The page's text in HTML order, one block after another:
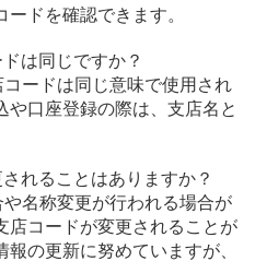
ドを確認できます。
は同じですか？
ードは同じ意味で使用され
や口座登録の際は、支店名と
れることはありますか？
名称変更が行われる場合が
店コードが変更されることが
の更新に努めていますが、